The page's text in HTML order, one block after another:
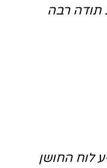
תודה רבה
לוח החושן